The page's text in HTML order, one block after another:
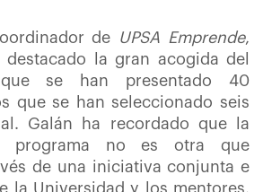
de UPSA Emprende,
destacado la gran acogida del
se han presentado 40
que se han seleccionado seis
Galán ha recordado que la
programa no es otra que
de una iniciativa conjunta e
la Universidad y los mentores,